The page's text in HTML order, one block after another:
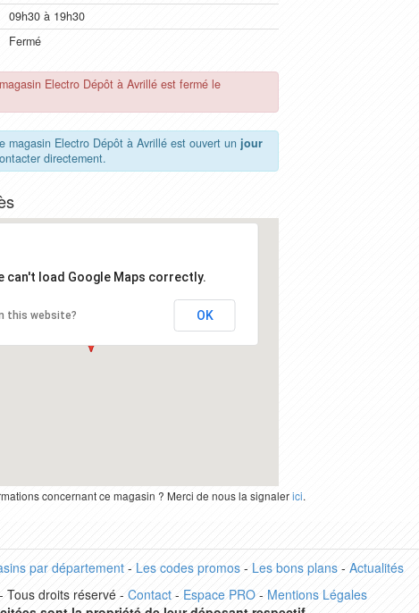
09h30 à 19h30
Fermé
Electro Dépôt à Avrillé est fermé le
magasin Electro Dépôt à Avrillé est ouvert un jour
directement.
can't load Google Maps correctly.
this website? OK
concernant ce magasin ? Merci de nous la signalerici.
par département- Les codes promos- Les bons plans- Actualités
Tous droits réservé - Contact- Espace PRO- Mentions Légales